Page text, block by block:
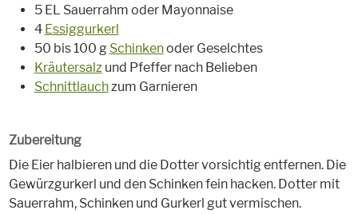
5 EL Sauerrahm oder Mayonnaise
4 Essiggurkerl
50 bis 100 g Schinkenoder Geselchtes
Kräutersalzund Pfeffer nach Belieben
Schnittlauchzum Garnieren
Zubereitung
Die Eier halbieren und die Dotter vorsichtig entfernen. Die
Gewürzgurkerl und den Schinken fein hacken. Dotter mit
Sauerrahm, Schinken und Gurkerl gut vermischen.